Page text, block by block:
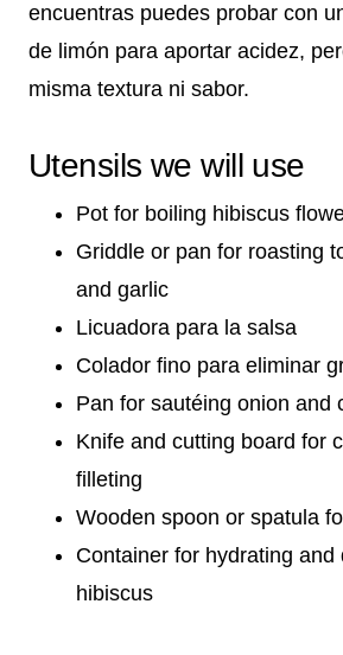
encuentras puedes probar con
de limón para aportar acidez,
misma textura ni sabor.
Utensils we will use
Pot for boiling hibiscus
Griddle or pan for roasting
and garlic
Licuadora para la salsa
Colador fino para eliminar
Pan for sautéing onion and
Knife and cutting board for
filleting
Wooden spoon or spatula
Container for hydrating and
hibiscus